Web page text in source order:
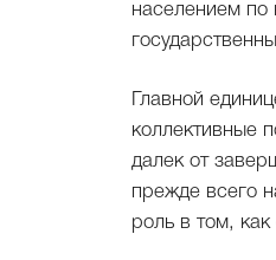
населением по
Главной
коллективные
далек от
прежде всего
роль в том,